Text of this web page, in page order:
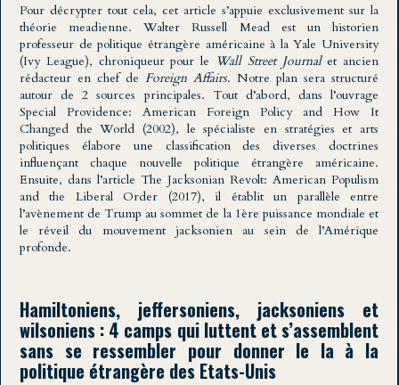
Pour décrypter tout cela, cet article s’appuie exclusivement sur la
théorie meadienne. Walter Russell Mead est un historien
professeur de politique étrangère américaine à la Yale University
(Ivy League), chroniqueur pour le Wall Street Journalet ancien
rédacteur en chef de Foreign Affairs. Notre plan sera structuré
autour de 2 sources principales. Tout d’abord, dans l’ouvrage
Special Providence: American Foreign Policy and How It
Changed the World (2002), le spécialiste en stratégies et arts
politiques élabore une classification des diverses doctrines
influençant chaque nouvelle politique étrangère américaine.
Ensuite, dans l’article The Jacksonian Revolt: American Populism
and the Liberal Order (2017), il établit un parallèle entre
l’avènement de Trump au sommet de la 1ère puissance mondiale et
le réveil du mouvement jacksonien au sein de l’Amérique
profonde.
Hamiltoniens, jeffersoniens, jacksoniens et
wilsoniens : 4 camps qui luttent et s’assemblent
sans se ressembler pour donner le la à la
politique étrangère des Etats-Unis